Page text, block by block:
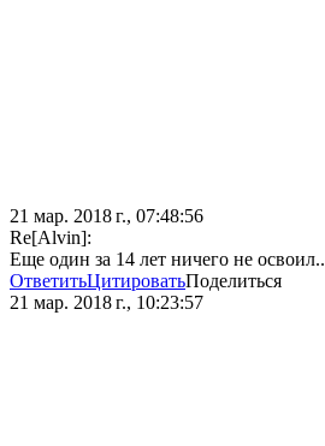
21 мар. 2018 г., 07:48:56
Re[Alvin]:
Еще один за 14 лет ничего не освоил..
ОтветитьЦитироватьПоделиться
21 мар. 2018 г., 10:23:57